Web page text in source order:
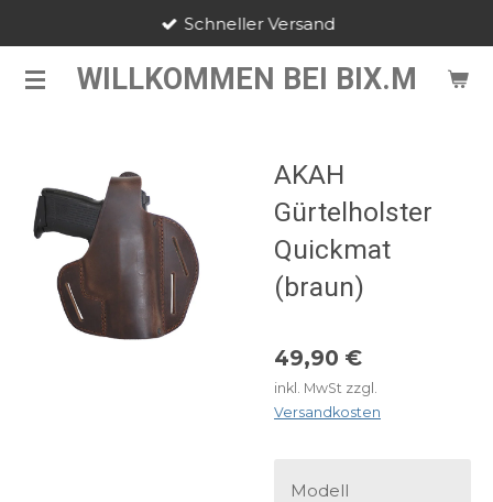
springen WILLKOMMEN BEI BIX.M
Schneller Versand
AKAH
Gürtelholster
Quickmat
(braun)
49,90 €
inkl. MwSt zzgl.
Versandkosten
Modell